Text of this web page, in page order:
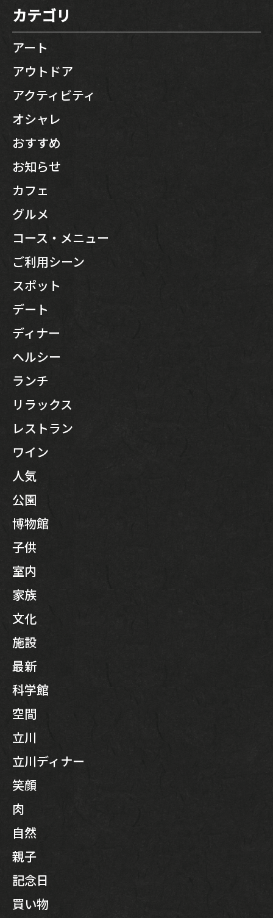
カテゴリ
アート
アウトドア
アクティビティ
オシャレ
おすすめ
お知らせ
カフェ
グルメ
コース・メニュー
ご利用シーン
スポット
デート
ディナー
ヘルシー
ランチ
リラックス
レストラン
ワイン
人気
公園
博物館
子供
室内
家族
文化
施設
最新
科学館
空間
立川
立川ディナー
笑顔
肉
自然
親子
記念日
買い物